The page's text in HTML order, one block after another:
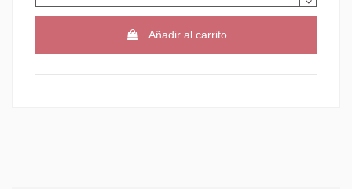
Añadir al carrito